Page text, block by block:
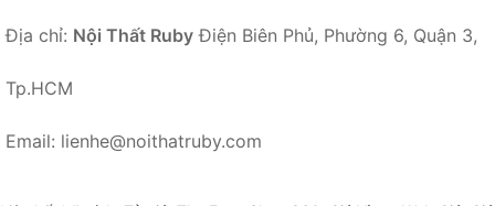
Địa chỉ: Nội Thất Ruby Điện Biên Phủ, Phường 6, Quận 3,
Tp.HCM
Email: lienhe@noithatruby.com